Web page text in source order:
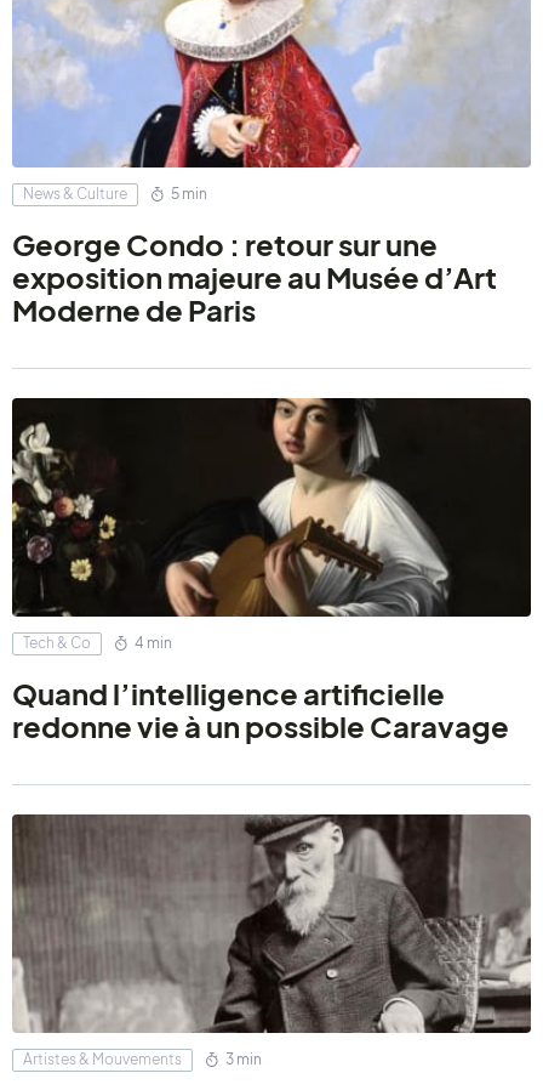
News & Culture 5 min
George Condo : retour sur une
exposition majeure au Musée d’Art
Moderne de Paris
Tech & Co 4 min
Quand l’intelligence artificielle
redonne vie à un possible Caravage
Artistes & Mouvements 3 min